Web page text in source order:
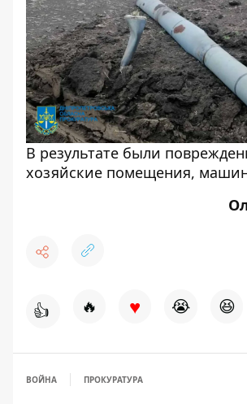
В результате были
хозяйские помещения,
👍 🔥 ♥ 😭 😆
ВОЙНА ПРОКУРАТУРА